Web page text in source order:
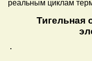
реальным циклам
Тигельная